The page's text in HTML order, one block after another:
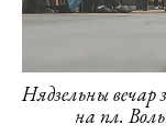
Нядзельны
на пл.